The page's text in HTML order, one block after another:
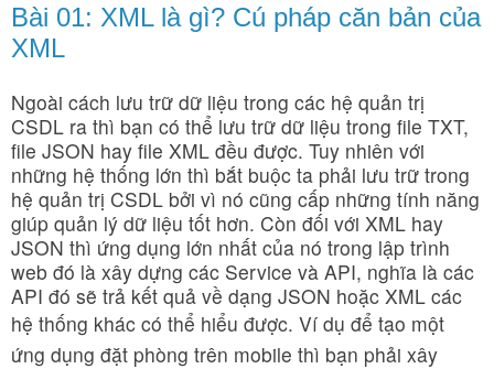
Bài 01: XML là gì? Cú pháp căn bản của
XML
Ngoài cách lưu trữ dữ liệu trong các hệ quản trị
CSDL ra thì bạn có thể lưu trữ dữ liệu trong file TXT,
file JSON hay file XML đều được. Tuy nhiên với
những hệ thống lớn thì bắt buộc ta phải lưu trữ trong
hệ quản trị CSDL bởi vì nó cũng cấp những tính năng
giúp quản lý dữ liệu tốt hơn. Còn đối với XML hay
JSON thì ứng dụng lớn nhất của nó trong lập trình
web đó là xây dựng các Service và API, nghĩa là các
API đó sẽ trả kết quả về dạng JSON hoặc XML các
hệ thống khác có thể hiểu được. Ví dụ để tạo một
ứng dụng đặt phòng trên mobile thì bạn phải xây